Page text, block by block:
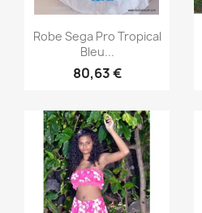
Aperçu rapide
Robe Sega Pro Tropical
Bleu...
80,63 €